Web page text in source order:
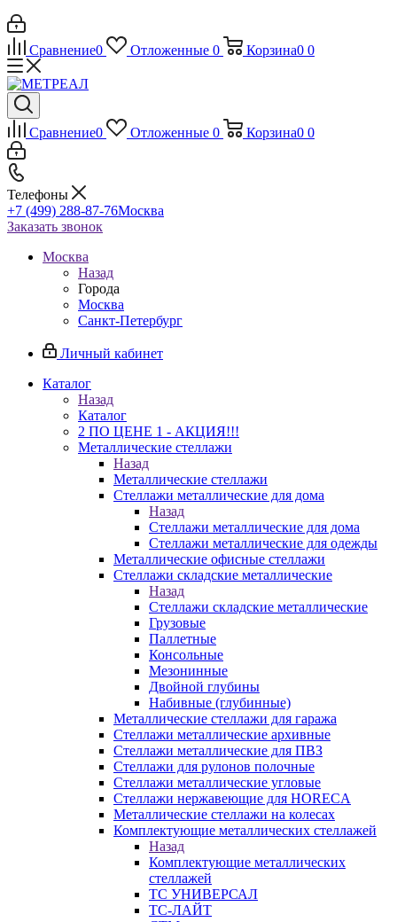
Сравнение0 Отложенные 0 Корзина0 0
Сравнение0 Отложенные 0 Корзина0 0
Телефоны
+7 (499) 288-87-76Москва
Заказать звонок
Москва
Назад
Города
Москва
Санкт-Петербург
Личный кабинет
Каталог
Назад
Каталог
2 ПО ЦЕНЕ 1 - АКЦИЯ!!!
Металлические стеллажи
Назад
Металлические стеллажи
Стеллажи металлические для дома
Назад
Стеллажи металлические для дома
Стеллажи металлические для одежды
Металлические офисные стеллажи
Стеллажи складские металлические
Назад
Стеллажи складские металлические
Грузовые
Паллетные
Консольные
Мезонинные
Двойной глубины
Набивные (глубинные)
Металлические стеллажи для гаража
Стеллажи металлические архивные
Стеллажи металлические для ПВЗ
Стеллажи для рулонов полочные
Стеллажи металлические угловые
Стеллажи нержавеющие для HORECA
Металлические стеллажи на колесах
Комплектующие металлических стеллажей
Назад
Комплектующие металлических
стеллажей
ТС УНИВЕРСАЛ
ТС-ЛАЙТ